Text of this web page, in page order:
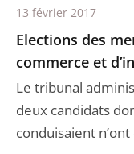
Elections des
commerce et
Le tribunal
deux candidats
conduisaient
13 février 2017